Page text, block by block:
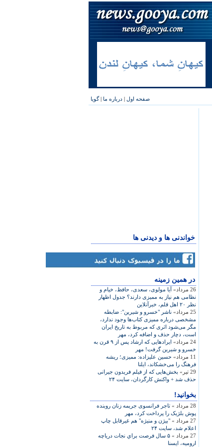
صفحه اول | درباره ما |گویا
خواندنی ها و دیدنی ها
در همين زمينه
26 مرداد»
آيا مولوی، سعدی، حافظ، خيام و
نظامی هم نياز به مميزی دارند؟ جدول اظهار
نظر ۲۰ اهل قلم، خبرآنلاين
25 مرداد»
ناشر "خسرو و شيرين": ضابطه
مشخصی درباره مميزی کتاب‌ها وجود ندارد،
مگر می‌شود اثری که مربوط به تاريخ ايران
است، دچار حذف و اضافه کرد، مهر
24 مرداد»
ايرادهايی که ارشاد پس از ۹ قرن به
خسرو و شيرين گرفت! مهر
11 مرداد»
حسين عليزاده: مميزی؛ ريشه‌
فرهنگ را می‌خشکاند، ايلنا
29 تیر»
بخش‌هايی که از فيلم فريدون جيرانی
حذف شد + واکنش کارگردان، سايت ۲۴
بخوانید!
28 مرداد »
تاجر فرانسوی جریمه زنان روبنده
پوش بلژیک را پرداخت کرد، مهر
27 مرداد »
"بيژن و منيژه" هم غيرقابل چاپ
اعلام شد، سايت ۲۴
27 مرداد »
۵ سال فرصت براي نجات درياچه
اروميه، ایسنا